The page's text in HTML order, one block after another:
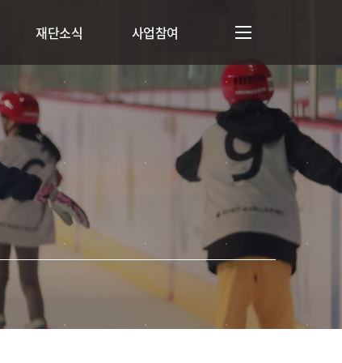
재단소식 사업참여